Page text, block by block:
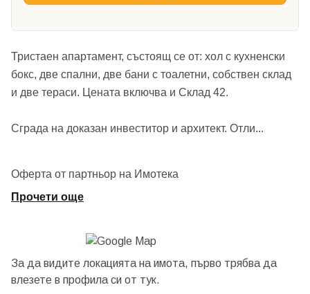
Тристаен апартамент, състоящ се от: хол с кухненски
бокс, две спални, две бани с тоалетни, собствен склад
и две тераси. Цената включва и Склад 42.
Сграда на доказан инвеститор и архитект. Отли...
Оферта от партньор на Имотека
Прочети още
За да видите локацията на имота, първо трябва да
влезете в профила си от тук.